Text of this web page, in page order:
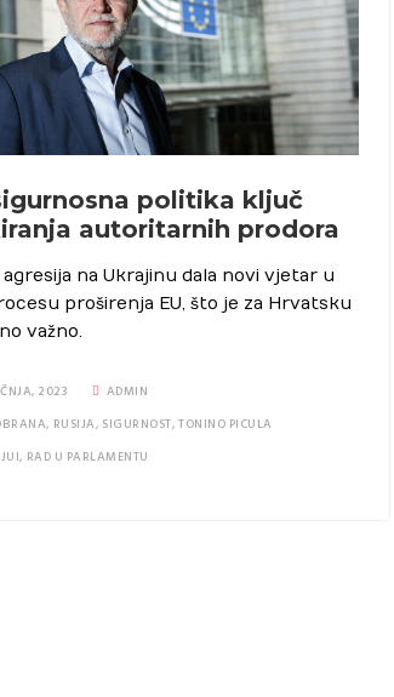
politika ključ
autoritarnih prodora
agresija na Ukrajinu dala novi vjetar u
proširenja EU, što je za Hrvatsku
važno.
2023
ADMIN
, RUSIJA, SIGURNOST,TONINO PICULA
, RAD U PARLAMENTU